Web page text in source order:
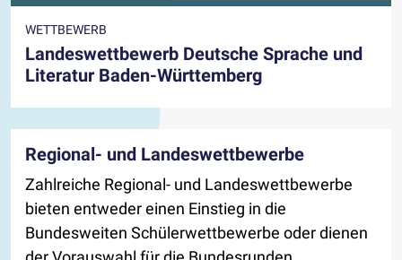
WETTBEWERB
Landeswettbewerb Deutsche Sprache und
Literatur Baden-Württemberg
Regional- und Landeswettbewerbe
Zahlreiche Regional- und Landeswettbewerbe
bieten entweder einen Einstieg in die
Bundesweiten Schülerwettbewerbe oder dienen